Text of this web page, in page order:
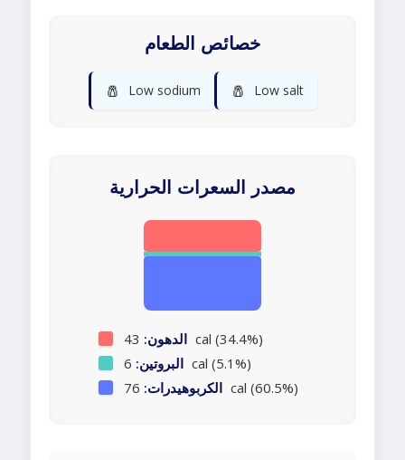
خصائص الطعام
🧂 Low sodium 🧂 Low salt
مصدر السعرات الحرارية
الدهون: 43 cal (34.4%)
البروتين: 6 cal (5.1%)
الكربوهيدرات: 76 cal (60.5%)